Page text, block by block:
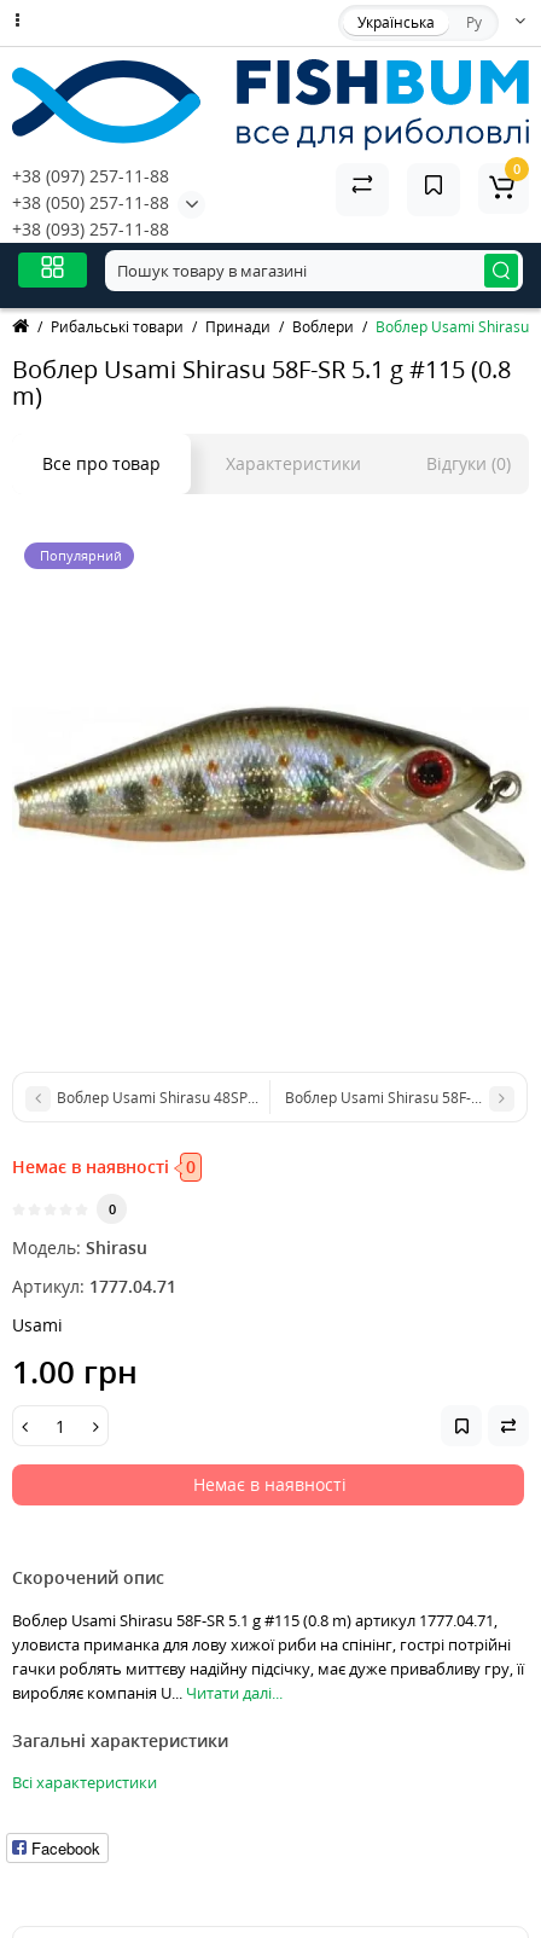
Українська Ру
+38 (097) 257-11-88
+38 (050) 257-11-88
+38 (093) 257-11-88
0
Рибальські товари Принади Воблери Воблер Usami Shirasu
Воблер Usami Shirasu 58F-SR 5.1 g #115 (0.8
m)
Все про товар Характеристики Відгуки (0)
Популярний
Воблер Usami Shirasu 48SP-SR 3.4 g UR09 (0.5 m)Воблер Usami Shirasu 58F-SR 5.1 g
Немає в наявності 0
0
Модель: Shirasu
Артикул: 1777.04.71
Usami
1.00 грн
Немає в наявності
Скорочений опис
Воблер Usami Shirasu 58F-SR 5.1 g #115 (0.8 m) артикул 1777.04.71,
уловиста приманка для лову хижої риби на спінінг, гострі потрійні
гачки роблять миттєву надійну підсічку, має дуже привабливу гру, її
виробляє компанія U... Читати далі...
Загальні характеристики
Всі характеристики
Facebook